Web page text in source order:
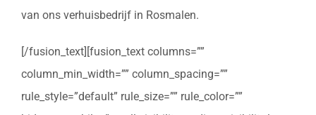
van ons verhuisbedrijf in Rosmalen.
[/fusion_text][fusion_text columns=””
column_min_width=”” column_spacing=””
rule_style=”default” rule_size=”” rule_color=””